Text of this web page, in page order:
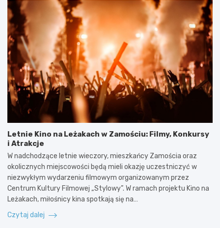
c
z
n
y
i
n
c
y
d
e
n
o
g
o
w
y
w
l
a
s
a
t
z
a
s
t
o
s
o
w
a
n
a
z
u
p
e
p
r
z
o
y
m
a
n
i
e
p
o
s
z
u
a
n
e
g
o
3
8
-
l
a
Letnie Kino na Leżakach w Zamościu: Filmy, Konkursy
i Atrakcje
W nadchodzące letnie wieczory, mieszkańcy Zamościa oraz
okolicznych miejscowości będą mieli okazję uczestniczyć w
niezwykłym wydarzeniu filmowym organizowanym przez
Centrum Kultury Filmowej „Stylowy”. W ramach projektu Kino na
Leżakach, miłośnicy kina spotkają się na…
Czytaj dalej